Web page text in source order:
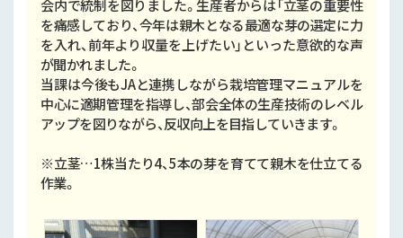
会内で統制を図りました。生産者からは「立茎の重要性
を痛感しており、今年は親木となる最適な芽の選定に力
を入れ、前年より収量を上げたい」といった意欲的な声
が聞かれました。
当課は今後もJAと連携しながら栽培管理マニュアルを
中心に適期管理を指導し、部会全体の生産技術のレベル
アップを図りながら、反収向上を目指していきます。
※立茎…1株当たり4、5本の芽を育てて親木を仕立てる
作業。